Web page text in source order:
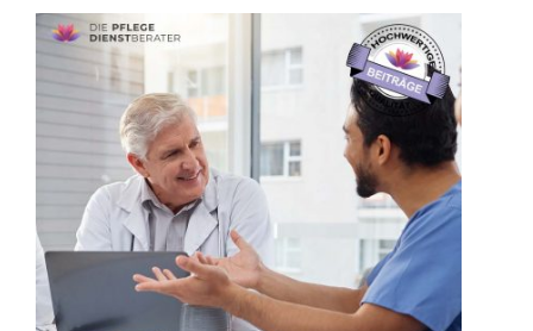
Fortbildung
Partner
Datenschutz
Kontakt